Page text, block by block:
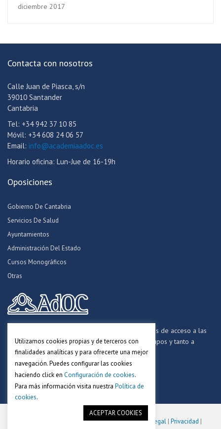
diciembre 2017
Contacta con nosotros
Calle Juan de Piasca, s/n
39010 Santander
Cantabria
Tel: +34 942 37 10 85
Móvil: +34 608 24 06 57
Email: info@academiaadoc.es
Horario oficina: Lun-Jue de 16-19h
Oposiciones
Gobierno De Cantabria
Servicios De Salud
Ayuntamientos
Administración Del Estado
Cursos Monográficos
Otras
Formamos opositores para los procesos selectivos de acceso a las
distintas Administraciones Públicas, a todos los grupos y tanto a
personal funcionario, laboral y estatutario.
Copyright © 2018-2025. Academia AdOC.Aviso Legal| Privacidad |
Utilizamos cookies propias y de terceros con
finalidades analíticas y para ofrecerte una mejor
navegación. Puedes configurar las cookies
haciendo click en Configuración de cookies.
Para más información visita nuestra Política de
cookies.
ACEPTAR COOKIES